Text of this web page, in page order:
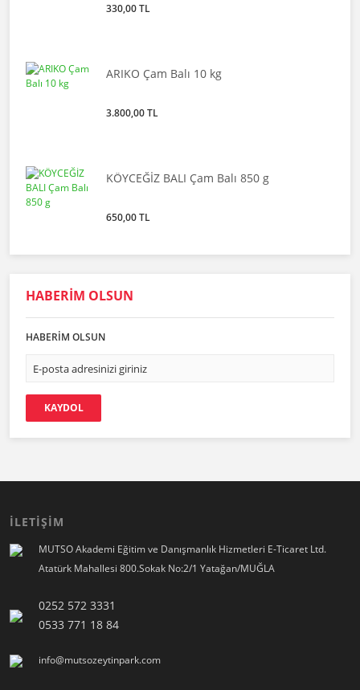
330,00 TL
ARIKO Çam Balı 10 kg
3.800,00 TL
KÖYCEĞİZ BALI Çam Balı 850 g
650,00 TL
HABERİM OLSUN
HABERİM OLSUN
KAYDOL
İLETİŞİM
MUTSO Akademi Eğitim ve Danışmanlık Hizmetleri E-Ticaret Ltd.
Atatürk Mahallesi 800.Sokak No:2/1 Yatağan/MUĞLA
0252 572 3331
0533 771 18 84
info@mutsozeytinpark.com